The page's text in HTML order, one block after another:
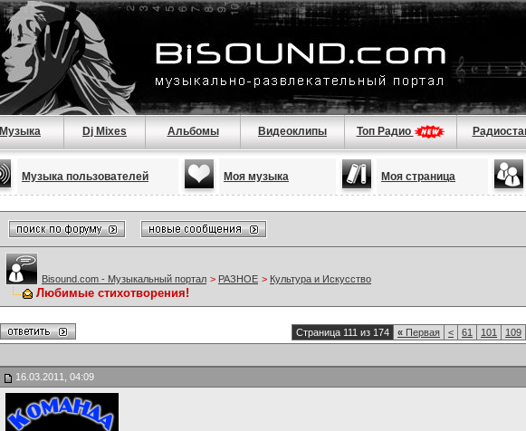
Музыка Dj Mixes Альбомы Видеоклипы Топ Радио
Музыка пользователей Моя музыка Моя страница
Bisound.com - Музыкальный портал > РАЗНОЕ > Культура и Искусство
Любимые стихотворения!
Страница 111 из 174 « Первая < 61 101 109
16.03.2011, 04:09